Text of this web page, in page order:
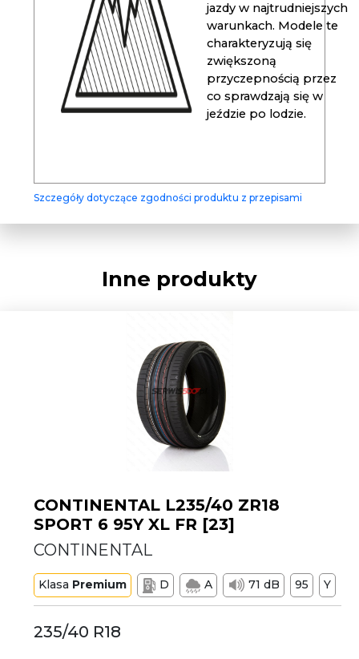
jazdy w najtrudniejszych
warunkach. Modele te
charakteryzują się
zwiększoną
przyczepnością przez
co sprawdzają się w
jeździe po lodzie.
Szczegóły dotyczące zgodności produktu z przepisami
Inne produkty
CONTINENTAL L235/40 ZR18
SPORT 6 95Y XL FR [23]
CONTINENTAL
Klasa Premium D A 71 dB 95 Y
235/40 R18